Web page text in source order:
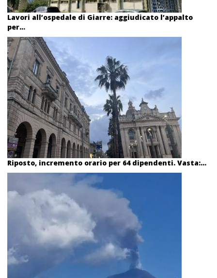
Lavori all’ospedale di Giarre: aggiudicato l’appalto
per...
Riposto, incremento orario per 64 dipendenti. Vasta:...